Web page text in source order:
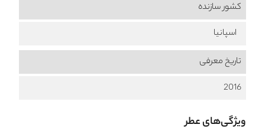
کشور سازنده
اسپانیا
تاریخ معرفی
2016
ویژگی‌های عطر